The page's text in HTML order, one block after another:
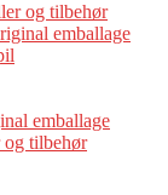
og tilbehør
emballage
emballage
og tilbehør